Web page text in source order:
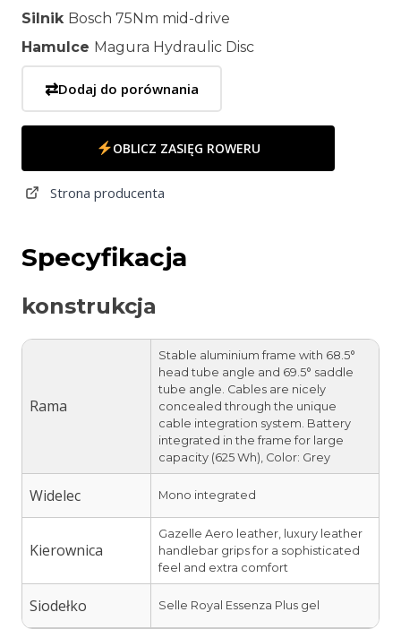
Silnik Bosch 75Nm mid-drive
Hamulce Magura Hydraulic Disc
⇄Dodaj do porównania
OBLICZ ZASIĘG ROWERU
Strona producenta
Specyfikacja
konstrukcja
Rama
Stable aluminium frame with 68.5°
head tube angle and 69.5° saddle
tube angle. Cables are nicely
concealed through the unique
cable integration system. Battery
integrated in the frame for large
capacity (625 Wh), Color: Grey
Widelec Mono integrated
Kierownica
Gazelle Aero leather, luxury leather
handlebar grips for a sophisticated
feel and extra comfort
Siodełko Selle Royal Essenza Plus gel